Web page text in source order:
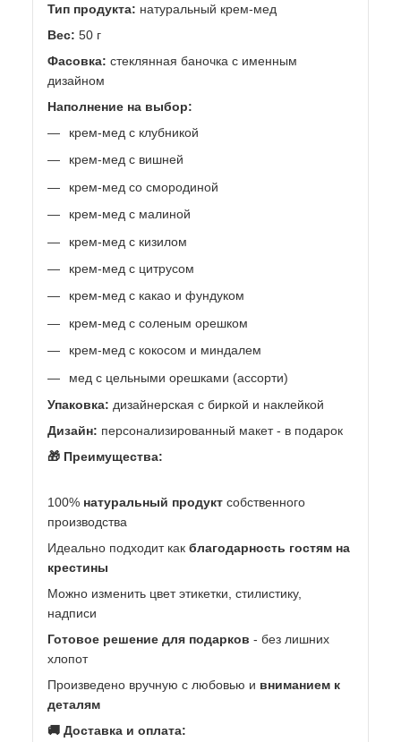
Тип продукта: натуральный крем-мед
Вес: 50 г
Фасовка: стеклянная баночка с именным
дизайном
Наполнение на выбор:
крем-мед с клубникой
крем-мед с вишней
крем-мед со смородиной
крем-мед с малиной
крем-мед с кизилом
крем-мед с цитрусом
крем-мед с какао и фундуком
крем-мед с соленым орешком
крем-мед с кокосом и миндалем
мед с цельными орешками (ассорти)
Упаковка: дизайнерская с биркой и наклейкой
Дизайн: персонализированный макет - в подарок
🎁 Преимущества:
100% натуральный продукт собственного
производства
Идеально подходит как благодарность гостям на
крестины
Можно изменить цвет этикетки, стилистику,
надписи
Готовое решение для подарков - без лишних
хлопот
Произведено вручную с любовью и вниманием к
деталям
🚚 Доставка и оплата: